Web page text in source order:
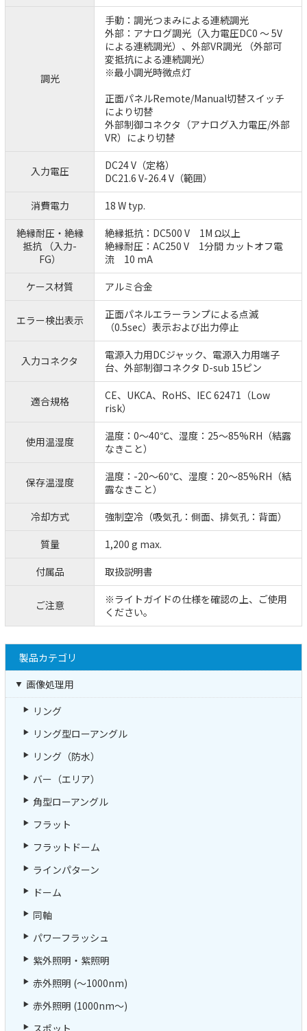
調光
手動：調光つまみによる連続調光
外部：アナログ調光（入力電圧DC0 ～ 5V
による連続調光）、外部VR調光 （外部可
変抵抗による連続調光）
※最小調光時微点灯
正面パネルRemote/Manual切替スイッチ
により切替
外部制御コネクタ（アナログ入力電圧/外部
VR）により切替
入力電圧
DC24 V（定格）
DC21.6 V-26.4 V（範囲）
消費電力
18 W typ.
絶縁耐圧・絶縁
抵抗 （入力-
FG）
絶縁抵抗：DC500 V 1M Ω以上
絶縁耐圧：AC250 V 1分間 カットオフ電
流 10 mA
ケース材質
アルミ合金
エラー検出表示
正面パネルエラーランプによる点滅
（0.5sec）表示および出力停止
入力コネクタ
電源入力用DCジャック、電源入力用端子
台、外部制御コネクタ D-sub 15ピン
適合規格
CE、UKCA、RoHS、IEC 62471（Low
risk）
使用温湿度
温度：0～40℃、湿度：25～85%RH（結露
なきこと）
保存温湿度
温度：-20～60℃、湿度：20～85%RH（結
露なきこと）
冷却方式
強制空冷（吸気孔：側面、排気孔：背面）
質量
1,200 g max.
付属品
取扱説明書
ご注意
※ライトガイドの仕様を確認の上、ご使用
ください。
製品カテゴリ
画像処理用
リング
リング型ローアングル
リング（防水）
バー（エリア）
角型ローアングル
フラット
フラットドーム
ラインパターン
ドーム
同軸
パワーフラッシュ
紫外照明・紫照明
赤外照明 (～1000nm)
赤外照明 (1000nm～)
スポット